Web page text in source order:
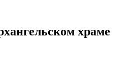
храме